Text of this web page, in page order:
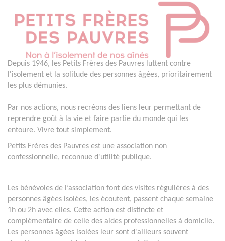
Depuis 1946, les Petits Frères des Pauvres luttent contre
l'isolement et la solitude des personnes âgées, prioritairement
les plus démunies.
Par nos actions, nous recréons des liens leur permettant de
reprendre goût à la vie et faire partie du monde qui les
entoure. Vivre tout simplement.
Petits Frères des Pauvres est une association non
confessionnelle, reconnue d'utilité publique.
Les bénévoles de l’association font des visites régulières à des
personnes âgées isolées, les écoutent, passent chaque semaine
1h ou 2h avec elles. Cette action est distincte et
complémentaire de celle des aides professionnelles à domicile.
Les personnes âgées isolées leur sont d'ailleurs souvent